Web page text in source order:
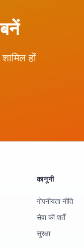
हों
कानूनी
गोपनीयता नीति
सेवा की शर्तें
सुरक्षा